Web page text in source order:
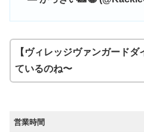
【ヴィレッジヴァンガードダ
ているのね〜
営業時間